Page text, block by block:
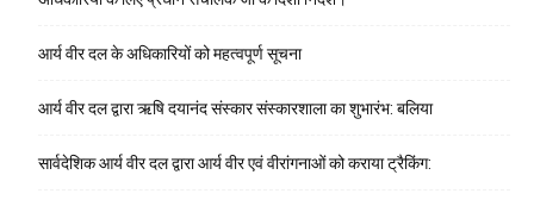
आर्य वीर दल के अधिकारियों को महत्वपूर्ण सूचना
आर्य वीर दल द्वारा ऋषि दयानंद संस्कार संस्कारशाला का शुभारंभ: बलिया
सार्वदेशिक आर्य वीर दल द्वारा आर्य वीर एवं वीरांगनाओं को कराया ट्रैकिंग: